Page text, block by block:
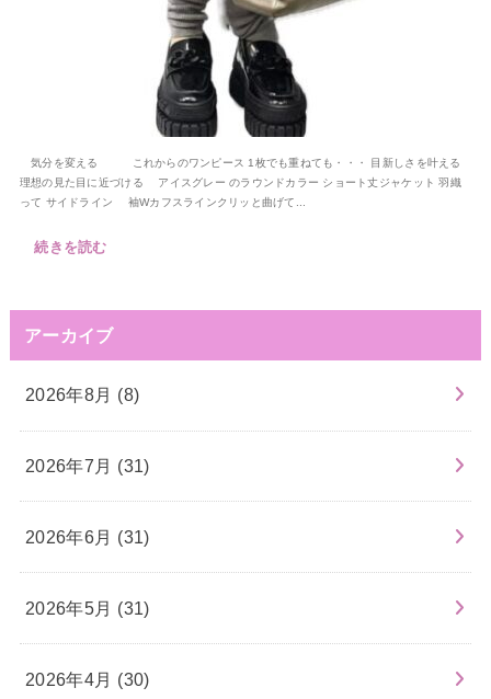
気分を変える これからのワンピース 1枚でも重ねても・・・ 目新しさを叶える
理想の見た目に近づける アイスグレー のラウンドカラー ショート丈ジャケット 羽織
って サイドライン 袖Wカフスラインクリッと曲げて...
続きを読む
アーカイブ
2026年8月 (8)
2026年7月 (31)
2026年6月 (31)
2026年5月 (31)
2026年4月 (30)